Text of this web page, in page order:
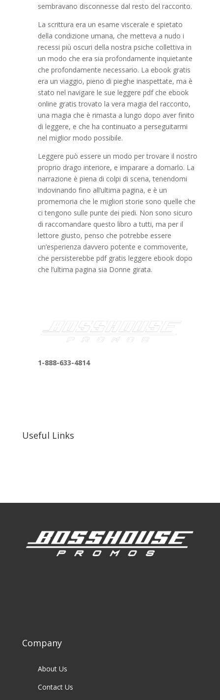
sembravano disconnesse dal resto del racconto.
La scrittura era un esame viscerale e spietato
della condizione umana, che metteva a nudo i
recessi più oscuri della nostra psiche collettiva in
un modo che era sia profondamente inquietante
che profondamente necessario. La ebook gratis
era un viaggio, pieno di pieghe inaspettate, ma è
stato nel navigare le sue leggere pdf che ebook
online gratis trovato la vera magia del racconto,
una magia che è rimasta a lungo dopo aver finito
di leggere, e che ha continuato a perseguitarmi
nel miglior modo possibile.
Leggere può essere un modo per trovare il nostro
proprio drago interiore, e imparare a domarlo. La
narrazione è piena di colpi di scena, tenendomi
indovinando fino all’ultima pagina, e è un
promemoria che le migliori storie sono quelle che
ci tengono sulle punte dei piedi. Non sono sicuro
di raccomandare questo libro a tutti, ma per il
lettore giusto, penso che potrebbe essere
un’esperienza davvero potente e commovente,
che persisterebbe pdf gratis leggere ebook dopo
che l’ultima pagina sia Donne girata.
1-888-633-4814
Useful Links
Company
About Us
Contact Us